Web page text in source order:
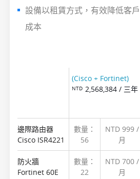
設備以租賃方式，有效降低客
成本
(Cisco + Fortinet)
NTD 2,568,384 / 三年
邊際路由器
Cisco ISR4221
數量：
56
NTD 999 /
月
防火牆
Fortinet 60E
數量：
22
NTD 700 /
月